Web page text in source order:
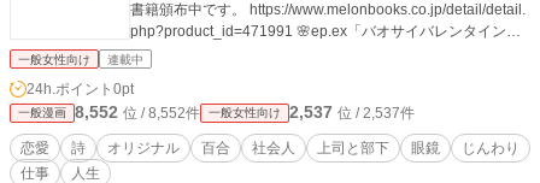
書籍頒布中です。 https://www.melonbooks.co.jp/detail/detail.
php?product_id=471991 🌸ep.ex「バオサイバレンタイン」
2022/05/24 Valentineの日に遠方へ赴くふたりの小さな小さな
9/13 以前、書店委託や電子書籍sale時に描き下ろしたもので
す。 台詞だけ変えて2パターン作成したのでした。 続きをな
かなか形に出来ていないので彼女達を久々描けただけでも楽
しかったですね。。 こちらの特殊遊び紙を付けた少数製本版
一般女性向け 連載中
24h.ポイント 0pt
一般漫画 8,552 位 / 8,552件 一般女性向け 2,537 位 / 2,537件
恋愛 詩 オリジナル 百合 社会人 上司と部下 眼鏡
じんわり
仕事
人生